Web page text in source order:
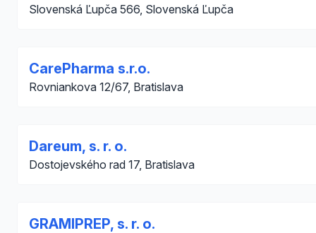
Slovenská Ľupča 566, Slovenská Ľupča
CarePharma s.r.o.
Rovniankova 12/67, Bratislava
Dareum, s. r. o.
Dostojevského rad 17, Bratislava
GRAMIPREP, s. r. o.